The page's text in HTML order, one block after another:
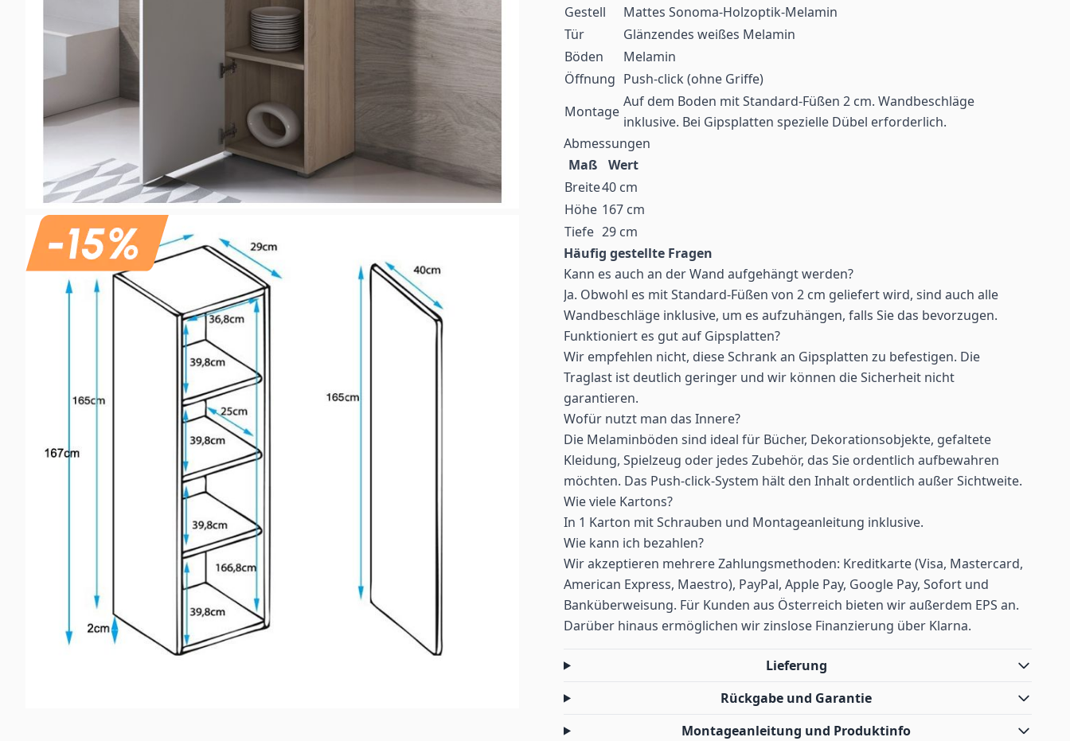
Gestell
Mattes Sonoma-Holzoptik-Melamin
Tür
Glänzendes weißes Melamin
Böden
Melamin
Öffnung Push-click (ohne Griffe)
Montage
Auf dem Boden mit Standard-Füßen 2 cm. Wandbeschläge
inklusive. Bei Gipsplatten spezielle Dübel erforderlich.
Abmessungen
Maß
Wert
Breite40 cm
Höhe 167 cm
Tiefe 29 cm
Häufig gestellte Fragen
Kann es auch an der Wand aufgehängt werden?
Ja. Obwohl es mit Standard-Füßen von 2 cm geliefert wird, sind auch alle
Wandbeschläge inklusive, um es aufzuhängen, falls Sie das bevorzugen.
Funktioniert es gut auf Gipsplatten?
Wir empfehlen nicht, diese Schrank an Gipsplatten zu befestigen. Die
Traglast ist deutlich geringer und wir können die Sicherheit nicht
garantieren.
Wofür nutzt man das Innere?
Die Melaminböden sind ideal für Bücher, Dekorationsobjekte, gefaltete
Kleidung, Spielzeug oder jedes Zubehör, das Sie ordentlich aufbewahren
möchten. Das Push-click-System hält den Inhalt ordentlich außer Sichtweite.
Wie viele Kartons?
In 1 Karton mit Schrauben und Montageanleitung inklusive.
Wie kann ich bezahlen?
Wir akzeptieren mehrere Zahlungsmethoden: Kreditkarte (Visa, Mastercard,
American Express, Maestro), PayPal, Apple Pay, Google Pay, Sofort und
Banküberweisung. Für Kunden aus Österreich bieten wir außerdem EPS an.
Darüber hinaus ermöglichen wir zinslose Finanzierung über Klarna.
Lieferung
Rückgabe und Garantie
Montageanleitung und Produktinfo